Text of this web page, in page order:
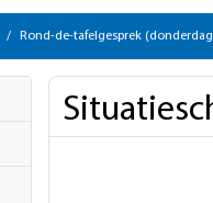
Rond-de-tafelgesprek